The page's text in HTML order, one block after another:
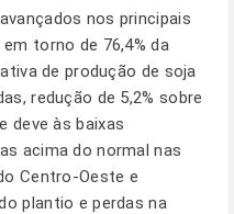
nos principais
torno de 76,4% da
de produção de soja
redução de 5,2% sobre
deve às baixas
acima do normal nas
Centro-Oeste e
plantio e perdas na